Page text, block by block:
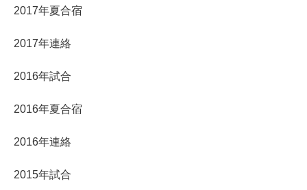
2017年夏合宿
2017年連絡
2016年試合
2016年夏合宿
2016年連絡
2015年試合